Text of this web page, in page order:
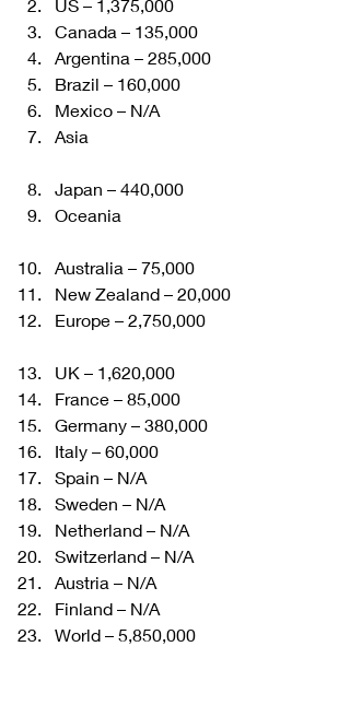
US – 1,375,000
Canada – 135,000
Argentina – 285,000
Brazil – 160,000
Mexico – N/A
Asia
Japan – 440,000
Oceania
Australia – 75,000
New Zealand – 20,000
Europe – 2,750,000
UK – 1,620,000
France – 85,000
Germany – 380,000
Italy – 60,000
Spain – N/A
Sweden – N/A
Netherland – N/A
Switzerland – N/A
Austria – N/A
Finland – N/A
World – 5,850,000